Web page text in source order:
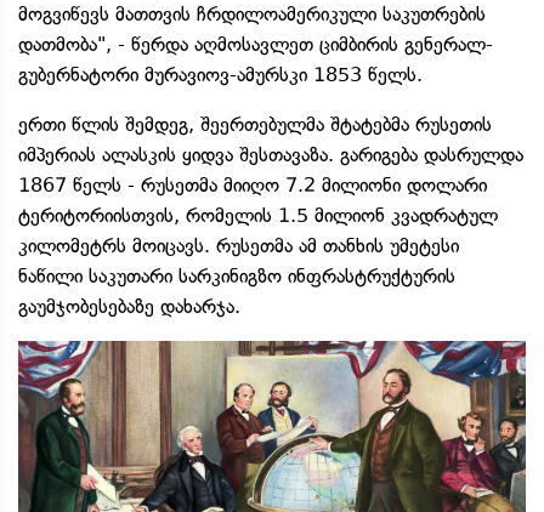
მოგვიწევს მათთვის ჩრდილოამერიკული საკუთრების
დათმობა", - წერდა აღმოსავლეთ ციმბირის გენერალ-
გუბერნატორი მურავიოვ-ამურსკი 1853 წელს.
ერთი წლის შემდეგ, შეერთებულმა შტატებმა რუსეთის
იმპერიას ალასკის ყიდვა შესთავაზა. გარიგება დასრულდა
1867 წელს - რუსეთმა მიიღო 7.2 მილიონი დოლარი
ტერიტორიისთვის, რომელის 1.5 მილიონ კვადრატულ
კილომეტრს მოიცავს. რუსეთმა ამ თანხის უმეტესი
ნაწილი საკუთარი სარკინიგზო ინფრასტრუქტურის
გაუმჯობესებაზე დახარჯა.